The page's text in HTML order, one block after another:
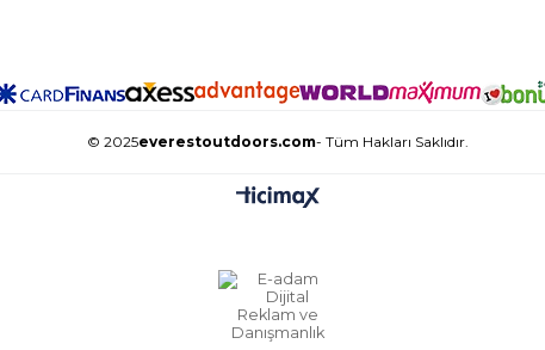
© 2025everestoutdoors.com- Tüm Hakları Saklıdır.